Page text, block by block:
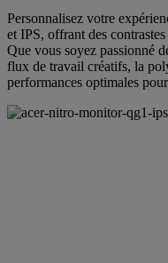
Personnalisez votre
et IPS, offrant des
Que vous soyez passionné
flux de travail créatifs, la
performances optimales